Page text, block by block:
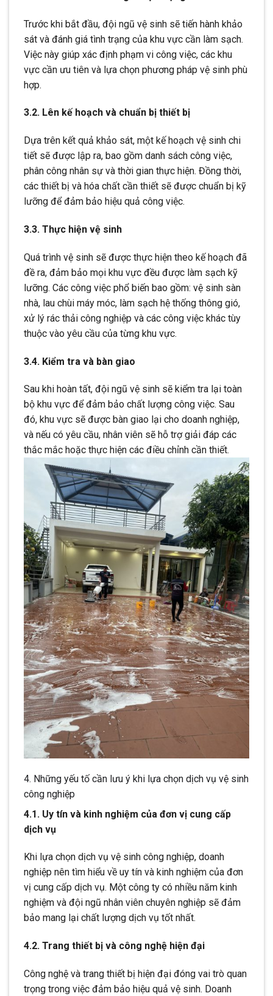
Trước khi bắt đầu, đội ngũ vệ sinh sẽ tiến hành khảo
sát và đánh giá tình trạng của khu vực cần làm sạch.
Việc này giúp xác định phạm vi công việc, các khu
vực cần ưu tiên và lựa chọn phương pháp vệ sinh phù
hợp.
3.2. Lên kế hoạch và chuẩn bị thiết bị
Dựa trên kết quả khảo sát, một kế hoạch vệ sinh chi
tiết sẽ được lập ra, bao gồm danh sách công việc,
phân công nhân sự và thời gian thực hiện. Đồng thời,
các thiết bị và hóa chất cần thiết sẽ được chuẩn bị kỹ
lưỡng để đảm bảo hiệu quả công việc.
3.3. Thực hiện vệ sinh
Quá trình vệ sinh sẽ được thực hiện theo kế hoạch đã
đề ra, đảm bảo mọi khu vực đều được làm sạch kỹ
lưỡng. Các công việc phổ biến bao gồm: vệ sinh sàn
nhà, lau chùi máy móc, làm sạch hệ thống thông gió,
xử lý rác thải công nghiệp và các công việc khác tùy
thuộc vào yêu cầu của từng khu vực.
3.4. Kiểm tra và bàn giao
Sau khi hoàn tất, đội ngũ vệ sinh sẽ kiểm tra lại toàn
bộ khu vực để đảm bảo chất lượng công việc. Sau
đó, khu vực sẽ được bàn giao lại cho doanh nghiệp,
và nếu có yêu cầu, nhân viên sẽ hỗ trợ giải đáp các
thắc mắc hoặc thực hiện các điều chỉnh cần thiết.
4. Những yếu tố cần lưu ý khi lựa chọn dịch vụ vệ sinh
công nghiệp
4.1. Uy tín và kinh nghiệm của đơn vị cung cấp
dịch vụ
Khi lựa chọn dịch vụ vệ sinh công nghiệp, doanh
nghiệp nên tìm hiểu về uy tín và kinh nghiệm của đơn
vị cung cấp dịch vụ. Một công ty có nhiều năm kinh
nghiệm và đội ngũ nhân viên chuyên nghiệp sẽ đảm
bảo mang lại chất lượng dịch vụ tốt nhất.
4.2. Trang thiết bị và công nghệ hiện đại
Công nghệ và trang thiết bị hiện đại đóng vai trò quan
trọng trong việc đảm bảo hiệu quả vệ sinh. Doanh